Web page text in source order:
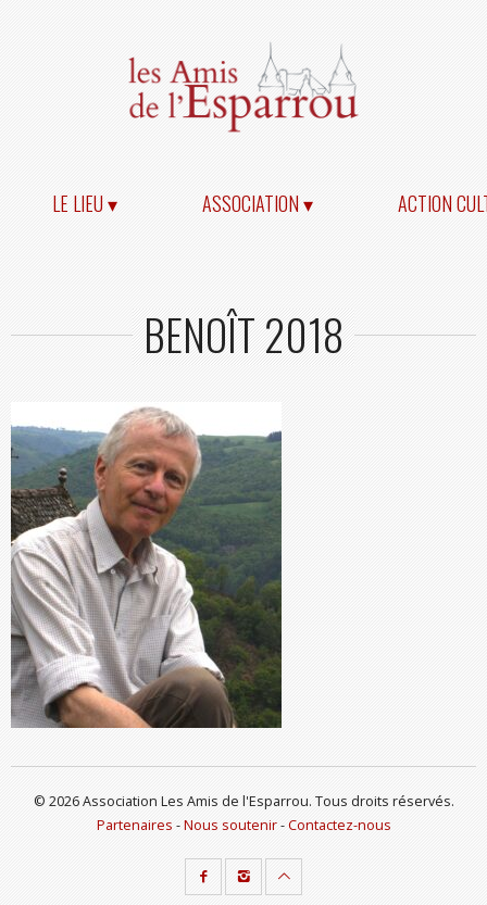
LE LIEU ▾ ASSOCIATION ▾ ACTION
BENOÎT 2018
© 2026 Association Les Amis de l'Esparrou. Tous droits réservés.
Partenaires -Nous soutenir-Contactez-nous